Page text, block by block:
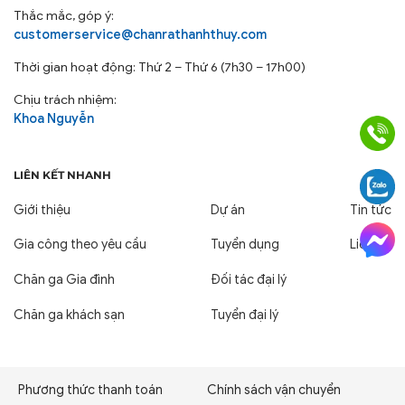
Lợi Ích Nổi Bật Khi Đầu Tư Thảm
Chân Cotton Thanh Thủy
đến từng chi tiết nhỏ, góp phần xây dựng hình ảnh
Thắc mắc, góp ý:
customerservice@chanrathanhthuy.com
Thời gian hoạt động: Thứ 2 – Thứ 6 (7h30 – 17h00)
Chịu trách nhiệm:
Khoa Nguyễn
LIÊN KẾT NHANH
Giới thiệu
Gia công theo yêu cầu
Chăn ga Gia đình
Chăn ga khách sạn
Dự án
Tuyển dụng
Đối tác đại lý
Tuyển đại lý
Tin tức
Liên hệ
Phương thức thanh toán Chính sách vận chuyển